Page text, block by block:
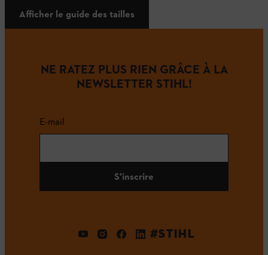
Afficher le guide des tailles
NE RATEZ PLUS RIEN GRÂCE À LA
NEWSLETTER STIHL!
E-mail
S'inscrire
#STIHL